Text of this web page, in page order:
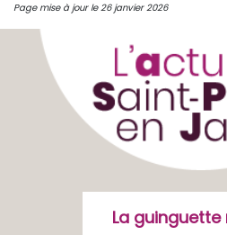
Page mise à jour le 26 janvier 2026
La guinguette